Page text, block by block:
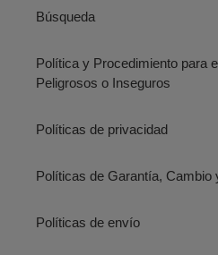
Búsqueda
Política y Procedimiento para
Peligrosos o Inseguros
Políticas de privacidad
Políticas de Garantía, Cambio
Políticas de envío